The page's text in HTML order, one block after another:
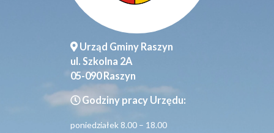
Urząd Gminy Raszyn
ul. Szkolna 2A
05-090 Raszyn
Godziny pracy Urzędu:
poniedziałek 8.00 – 18.00